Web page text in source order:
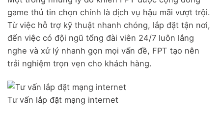
game thủ tin chọn chính là dịch vụ hậu mãi vượt trội.
Từ việc hỗ trợ kỹ thuật nhanh chóng, lắp đặt tận nơi,
đến việc có đội ngũ tổng đài viên 24/7 luôn lắng
nghe và xử lý nhanh gọn mọi vấn đề, FPT tạo nên
trải nghiệm trọn vẹn cho khách hàng.
Tư vấn lắp đặt mạng internet